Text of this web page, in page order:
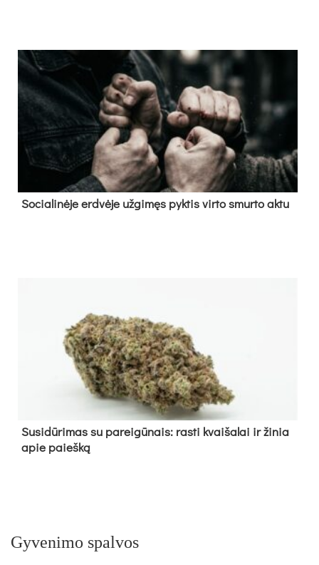
So­cia­li­nė­je erd­vė­je už­gi­męs pyk­tis vir­to smur­to ak­tu
Su­si­dū­ri­mas su pa­rei­gū­nais: ras­ti kvai­ša­lai ir ži­nia
apie paieš­ką
Gyvenimo spalvos